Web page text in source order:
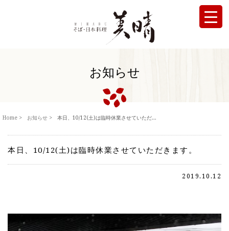
お知らせ
Home お知らせ 本日、10/12(土)は臨時休業させていただ...
本日、10/12(土)は臨時休業させていただきます。
2019.10.12